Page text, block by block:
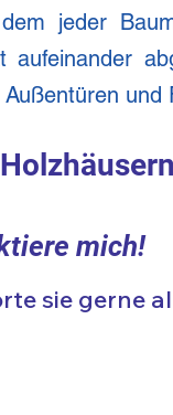
jeder
und
mich!
sie gerne